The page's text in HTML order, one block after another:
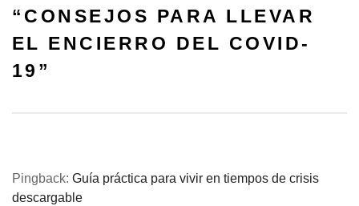
“ CONSEJOS PARA LLEVAR
EL ENCIERRO DEL COVID-
19 ”
Pingback: Guía práctica para vivir en tiempos de crisis
descargable